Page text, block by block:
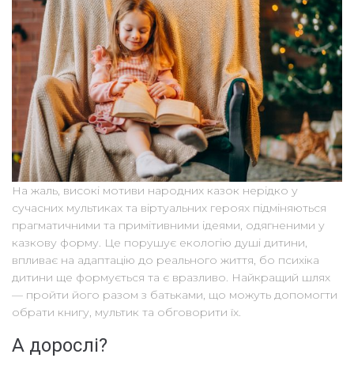
На жаль, високі мотиви народних казок нерідко у
сучасних мультиках та віртуальних героях підміняються
прагматичними та примітивними ідеями, одягненими у
казкову форму. Це порушує екологію душі дитини,
впливає на адаптацію до реального життя, бо психіка
дитини ще формується та є вразливо. Найкращий шлях
— пройти його разом з батьками, що можуть допомогти
обрати книгу, мультик та обговорити їх.
А дорослі?